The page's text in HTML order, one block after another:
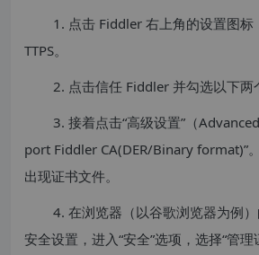
1. 点击 Fiddler 右上角的设置图标
TTPS。
2. 点击信任 Fiddler 并勾选以下两
3. 接着点击“高级设置”（
port Fiddler CA(DER/Binary format)”
出现证书文件。
4. 在浏览器（以谷歌浏览器为例
安全设置，进入“安全”选项，选择“管理